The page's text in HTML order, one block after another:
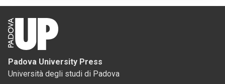
Padova University Press
Università degli studi di Padova